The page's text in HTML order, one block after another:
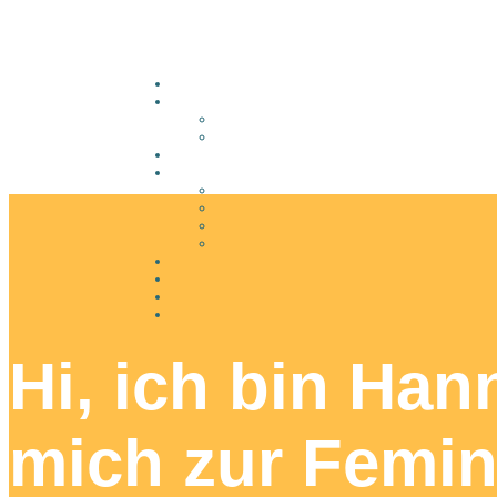
Hi, ich bin
mich zur